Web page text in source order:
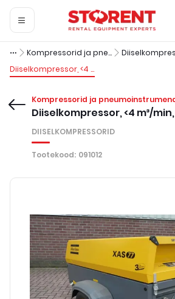
Kompressorid ja pneumoinstrumendid
Diiselkompressor, <4 m³/min, <7 baari
Kompressorid ja
Diiselkompressor, <4 m³/
DIISELKOMPRESSORID
Tootekood: 091012